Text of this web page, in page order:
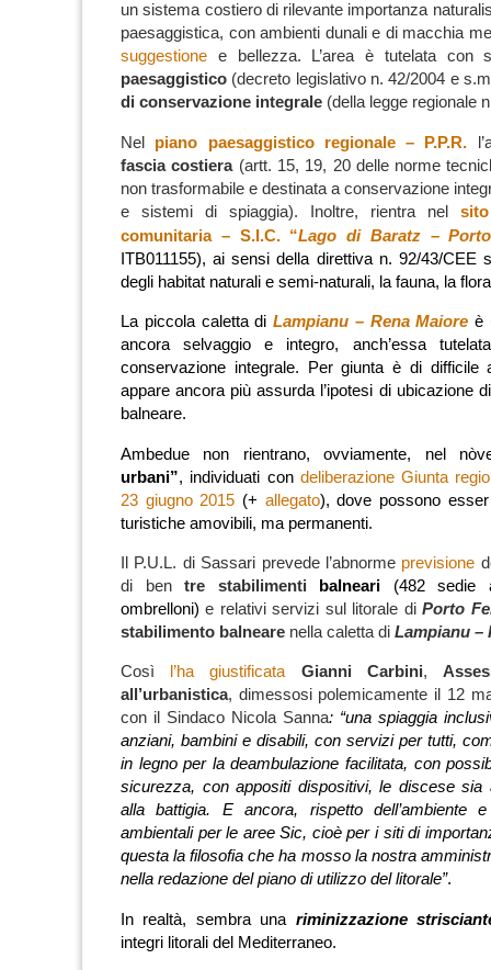
un sistema costiero di rilevante importanza
paesaggistica, con ambienti dunali e di macchia
suggestione e bellezza. L’area è tutelata con
paesaggistico (decreto legislativo n. 42/2004 e
di conservazione integrale (della legge regionale
Nel piano paesaggistico regionale – P.P.R.
fascia costiera(artt. 15, 19, 20 delle norme
non trasformabile e destinata a conservazione
e sistemi di spiaggia). Inoltre, rientra nel
comunitaria – S.I.C. “Lago di Baratz –
ITB011155), ai sensi della direttiva n. 92/43/CEE
degli habitat naturali e semi-naturali, la fauna, la
La piccola caletta di Lampianu – Rena Maiore è
ancora selvaggio e integro, anch’essa
conservazione integrale. Per giunta è di difficile
appare ancora più assurda l’ipotesi di ubicazione
balneare.
Ambedue non rientrano, ovviamente, nel
urbani”, individuati con deliberazione Giunta
23 giugno 2015 (+ allegato), dove possono
turistiche amovibili, ma permanenti.
Il P.U.L. di Sassari prevede l’abnorme previsione
di ben tre stabilimenti balneari (482 sedie
ombrelloni) e relativi servizi sul litorale diPorto
stabilimento balneare nella caletta di Lampianu –
Così l’ha giustificata Gianni Carbini,
all’urbanistica, dimessosi polemicamente il 12
con il Sindaco Nicola Sanna: “una spiaggia
anziani, bambini e disabili, con servizi per tutti,
in legno per la deambulazione facilitata, con
sicurezza, con appositi dispositivi, le discese sia
alla battigia. E ancora, rispetto dell’ambiente
ambientali per le aree Sic, cioè per i siti di
questa la filosofia che ha mosso la nostra
nella redazione del piano di utilizzo del litorale”.
In realtà, sembra una riminizzazione
integri litorali del Mediterraneo.